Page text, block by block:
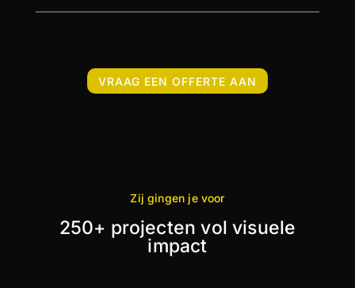
VRAAG EEN OFFERTE AAN
Zij gingen je voor
250+ projecten vol visuele
impact